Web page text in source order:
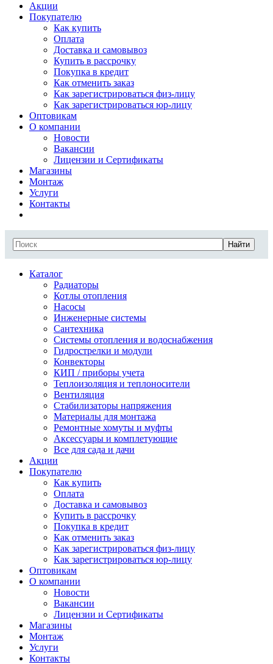
Акции
Покупателю
Как купить
Оплата
Доставка и самовывоз
Купить в рассрочку
Покупка в кредит
Как отменить заказ
Как зарегистрироваться физ-лицу
Как зарегистрироваться юр-лицу
Оптовикам
О компании
Новости
Вакансии
Лицензии и Сертификаты
Магазины
Монтаж
Услуги
Контакты
Найти
Каталог
Радиаторы
Котлы отопления
Насосы
Инженерные системы
Сантехника
Системы отопления и водоснабжения
Гидрострелки и модули
Конвекторы
КИП / приборы учета
Теплоизоляция и теплоносители
Вентиляция
Стабилизаторы напряжения
Материалы для монтажа
Ремонтные хомуты и муфты
Аксессуары и комплетующие
Все для сада и дачи
Акции
Покупателю
Как купить
Оплата
Доставка и самовывоз
Купить в рассрочку
Покупка в кредит
Как отменить заказ
Как зарегистрироваться физ-лицу
Как зарегистрироваться юр-лицу
Оптовикам
О компании
Новости
Вакансии
Лицензии и Сертификаты
Магазины
Монтаж
Услуги
Контакты